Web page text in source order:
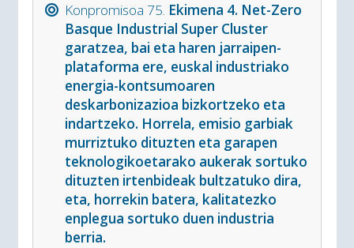
Konpromisoa 75. Ekimena 4. Net-Zero
Basque Industrial Super Cluster
garatzea, bai eta haren jarraipen-
plataforma ere, euskal industriako
energia-kontsumoaren
deskarbonizazioa bizkortzeko eta
indartzeko. Horrela, emisio garbiak
murriztuko dituzten eta garapen
teknologikoetarako aukerak sortuko
dituzten irtenbideak bultzatuko dira,
eta, horrekin batera, kalitatezko
enplegua sortuko duen industria
berria.